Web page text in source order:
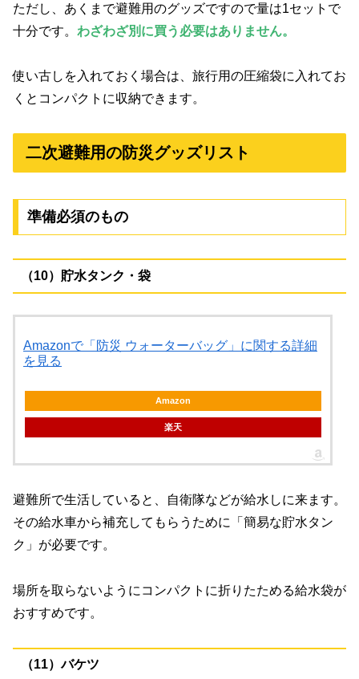
ただし、あくまで避難用のグッズですので量は1セットで
十分です。 わざわざ別に買う必要はありません。
使い古しを入れておく場合は、旅行用の圧縮袋に入れてお
くとコンパクトに収納できます。
二次避難用の防災グッズリスト
準備必須のもの
（10）貯水タンク・袋
Amazonで「防災 ウォーターバッグ」に関する詳細
を見る
Amazon
楽天
避難所で生活していると、自衛隊などが給水しに来ます。
その給水車から補充してもらうために「簡易な貯水タン
ク」が必要です。
場所を取らないようにコンパクトに折りたためる給水袋が
おすすめです。
（11）バケツ